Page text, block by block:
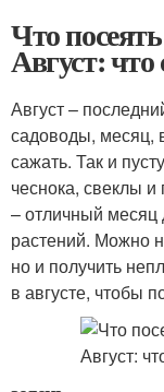
Что
Август: что
Август –
садоводы, месяц,
сажать. Так и
чеснока, свеклы и
– отличный месяц
растений. Можно
но и получить
в августе, чтобы